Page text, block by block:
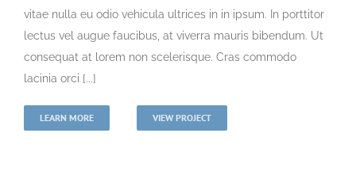
vitae nulla eu odio vehicula ultrices in in ipsum. In porttitor
lectus vel augue faucibus, at viverra mauris bibendum. Ut
consequat at lorem non scelerisque. Cras commodo
lacinia orci [...]
LEARN MORE VIEW PROJECT